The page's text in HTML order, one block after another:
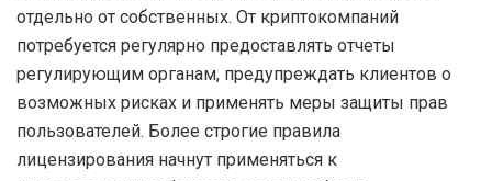
отдельно от собственных. От криптокомпаний
потребуется регулярно предоставлять отчеты
регулирующим органам, предупреждать клиентов о
возможных рисках и применять меры защиты прав
пользователей. Более строгие правила
лицензирования начнут применяться к